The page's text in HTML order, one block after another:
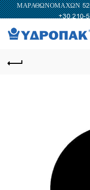
ΜΑΡΑΘΩΝΟΜΑΧΩΝ
+30.210-